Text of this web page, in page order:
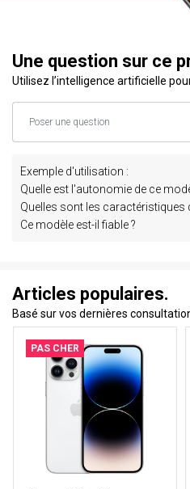
Une question sur ce
Utilisez l’intelligence artificielle
Exemple d'utilisation :
Quelle est l'autonomie de ce
Quelles sont les caractéristiques
Ce modèle est-il fiable ?
Articles populaires.
Basé sur vos dernières
PAS CHER